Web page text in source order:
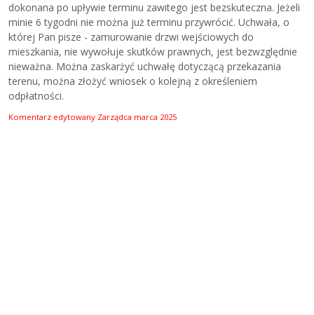
dokonana po upływie terminu zawitego jest bezskuteczna. Jeżeli
minie 6 tygodni nie można już terminu przywrócić. Uchwała, o
której Pan pisze - zamurowanie drzwi wejściowych do
mieszkania, nie wywołuje skutków prawnych, jest bezwzględnie
nieważna. Można zaskarżyć uchwałę dotyczącą przekazania
terenu, można złożyć wniosek o kolejną z określeniem
odpłatności.
Komentarz edytowany Zarządca marca 2025